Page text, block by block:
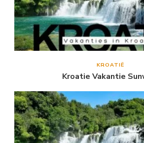
KROATIË
Kroatie Vakantie